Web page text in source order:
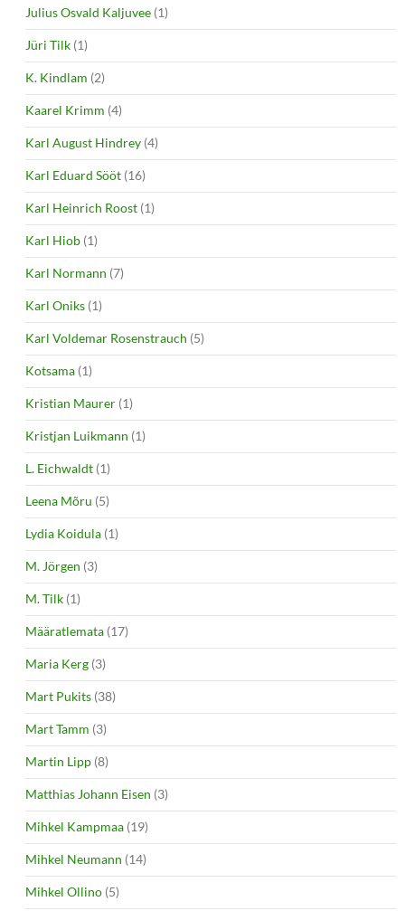
Julius Osvald Kaljuvee (1)
Jüri Tilk (1)
K. Kindlam (2)
Kaarel Krimm (4)
Karl August Hindrey (4)
Karl Eduard Sööt (16)
Karl Heinrich Roost (1)
Karl Hiob (1)
Karl Normann (7)
Karl Oniks (1)
Karl Voldemar Rosenstrauch (5)
Kotsama (1)
Kristian Maurer (1)
Kristjan Luikmann (1)
L. Eichwaldt (1)
Leena Mõru (5)
Lydia Koidula (1)
M. Jörgen (3)
M. Tilk (1)
Määratlemata (17)
Maria Kerg (3)
Mart Pukits (38)
Mart Tamm (3)
Martin Lipp (8)
Matthias Johann Eisen (3)
Mihkel Kampmaa (19)
Mihkel Neumann (14)
Mihkel Ollino (5)